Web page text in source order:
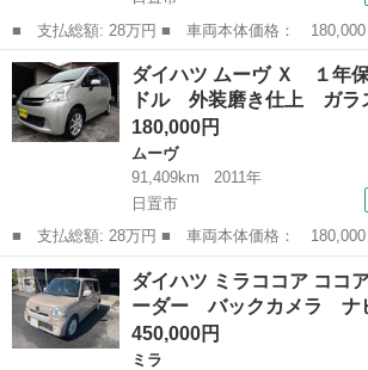
■ 支払総額: 28万円 ■ 車両本体価格： 180,000 円 ■ メーカー
名： ダイハツ ■ 車種名： ムーヴ ■ グレー
証付 エアコアイドル 外装磨き仕上 ガラス撥
ニング ＣＤ ■...
鹿児島 日置市 ムーヴ 車両
ダイハツ ムーヴ Ｘ １年
ドル 外装磨き仕上 ガ
180,000円
ムーヴ
91,409km
2011年
日置市
■ 支払総額: 28万円 ■ 車両本体価格： 180,000 円 ■ メーカー
名： ダイハツ ■ 車種名： ムーヴ ■ グレー
証付 エアコアイドル 外装磨き仕上 ガラス撥
ニング ＣＤ ■...
鹿児島 日置市 ムーヴ
ダイハツ ミラココア ココ
ーダー バックカメラ
450,000円
ミラ